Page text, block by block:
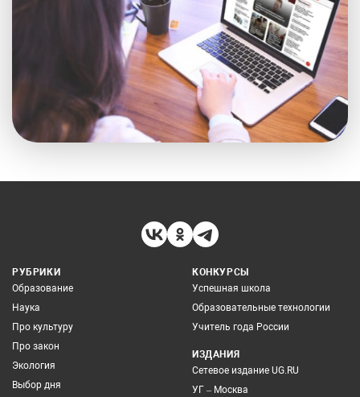
РУБРИКИ
Образование
Наука
Про культуру
Про закон
Экология
Выбор дня
КОНКУРСЫ
Успешная школа
Образовательные технологии
Учитель года России
ИЗДАНИЯ
Сетевое издание UG.RU
УГ – Москва